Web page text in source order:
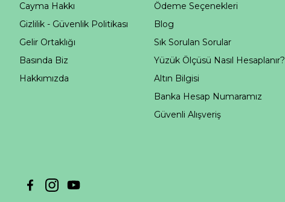
Cayma Hakkı
Gizlilik - Güvenlik Politikası
Gelir Ortaklığı
Basında Biz
Hakkımızda
Ödeme Seçenekleri
Blog
Sık Sorulan Sorular
Yüzük Ölçüsü Nasıl Hesaplanır?
Altın Bilgisi
Banka Hesap Numaramız
Güvenli Alışveriş